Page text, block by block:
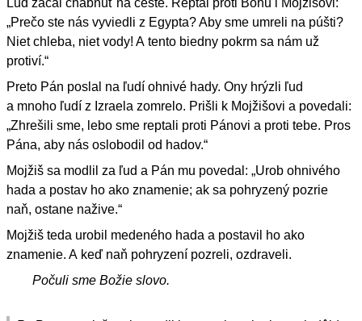
Ľud začal chabnúť na ceste. Reptal proti Bohu i Mojžišovi:
„Prečo ste nás vyviedli z Egypta? Aby sme umreli na púšti?
Niet chleba, niet vody! A tento biedny pokrm sa nám už
protiví.“
Preto Pán poslal na ľudí ohnivé hady. Ony hrýzli ľud
a mnoho ľudí z Izraela zomrelo. Prišli k Mojžišovi a povedali:
„Zhrešili sme, lebo sme reptali proti Pánovi a proti tebe. Pros
Pána, aby nás oslobodil od hadov.“
Mojžiš sa modlil za ľud a Pán mu povedal: „Urob ohnivého
hada a postav ho ako znamenie; ak sa pohryzený pozrie
naň, ostane nažive.“
Mojžiš teda urobil medeného hada a postavil ho ako
znamenie. A keď naň pohryzení pozreli, ozdraveli.
Počuli sme Božie slovo.